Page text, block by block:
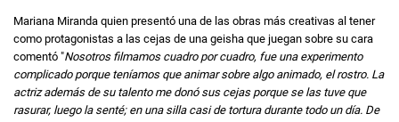
Mariana Miranda quien presentó una de las obras más creativas al tener
como protagonistas a las cejas de una geisha que juegan sobre su cara
comentó "Nosotros filmamos cuadro por cuadro, fue una experimento
complicado porque teníamos que animar sobre algo animado, el rostro. La
actriz además de su talento me donó sus cejas porque se las tuve que
rasurar, luego la senté; en una silla casi de tortura durante todo un día. De